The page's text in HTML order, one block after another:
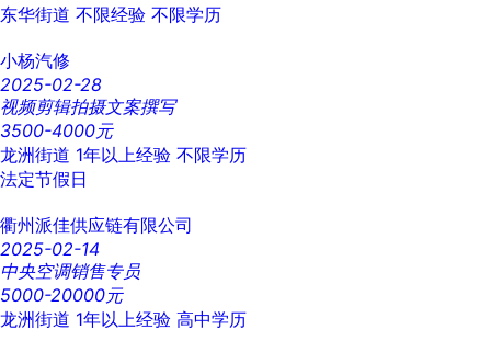
东华街道 不限经验 不限学历
小杨汽修
2025-02-28
视频剪辑拍摄文案撰写
3500-4000元
龙洲街道 1年以上经验 不限学历
法定节假日
衢州派佳供应链有限公司
2025-02-14
中央空调销售专员
5000-20000元
龙洲街道 1年以上经验 高中学历